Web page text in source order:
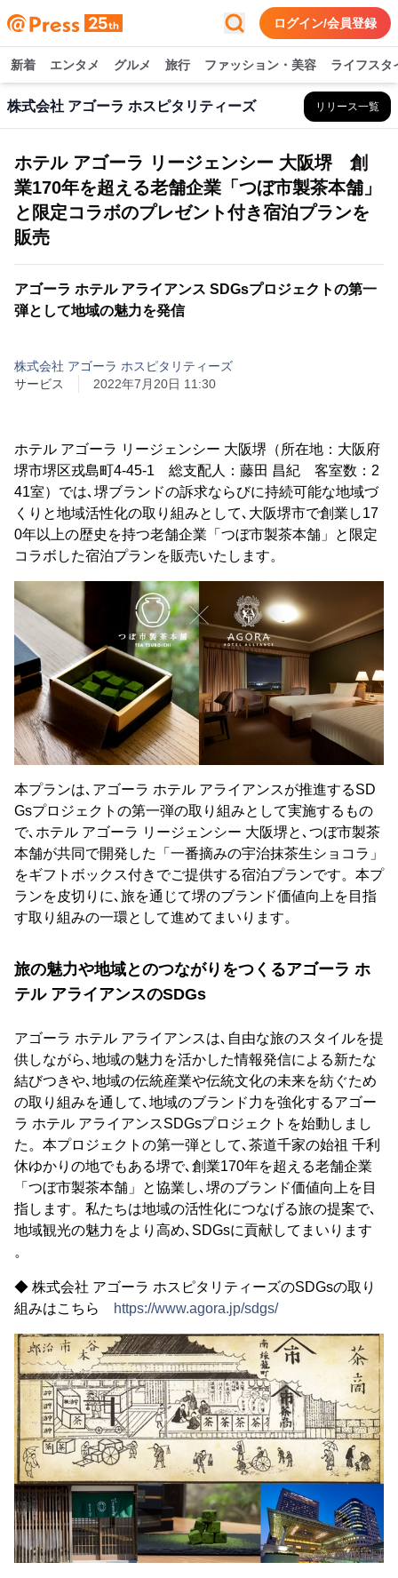
ログイン/会員登録
新着 エンタメ グルメ 旅行 ファッション・美容 ライフスタ
株式会社 アゴーラ ホスピタリティーズ リリース一覧
ホテル アゴーラ リージェンシー 大阪堺 創
業170年を超える老舗企業「つぼ市製茶本舗」
と限定コラボのプレゼント付き宿泊プランを
販売
アゴーラ ホテル アライアンス SDGsプロジェクトの第一
弾として地域の魅力を発信
株式会社 アゴーラ ホスピタリティーズ
サービス
2022年7月20日 11:30
ホテル アゴーラ リージェンシー 大阪堺（所在地：大阪府
堺市堺区戎島町4-45-1 総支配人：藤田 昌紀 客室数：2
41室）では､堺ブランドの訴求ならびに持続可能な地域づ
くりと地域活性化の取り組みとして､大阪堺市で創業し17
0年以上の歴史を持つ老舗企業「つぼ市製茶本舗」と限定
コラボした宿泊プランを販売いたします。
本プランは､アゴーラ ホテル アライアンスが推進するSD
Gsプロジェクトの第一弾の取り組みとして実施するもの
で､ホテル アゴーラ リージェンシー 大阪堺と､つぼ市製茶
本舗が共同で開発した「一番摘みの宇治抹茶生ショコラ」
をギフトボックス付きでご提供する宿泊プランです。本プ
ランを皮切りに､旅を通じて堺のブランド価値向上を目指
す取り組みの一環として進めてまいります。
旅の魅力や地域とのつながりをつくるアゴーラ ホ
テル アライアンスのSDGs
アゴーラ ホテル アライアンスは､自由な旅のスタイルを提
供しながら､地域の魅力を活かした情報発信による新たな
結びつきや､地域の伝統産業や伝統文化の未来を紡ぐため
の取り組みを通して､地域のブランド力を強化するアゴー
ラ ホテル アライアンスSDGsプロジェクトを始動しまし
た。本プロジェクトの第一弾として､茶道千家の始祖 千利
休ゆかりの地でもある堺で､創業170年を超える老舗企業
「つぼ市製茶本舗」と協業し､堺のブランド価値向上を目
指します。私たちは地域の活性化につなげる旅の提案で､
地域観光の魅力をより高め､SDGsに貢献してまいります
。
◆ 株式会社 アゴーラ ホスピタリティーズのSDGsの取り
組みはこちら
https://www.agora.jp/sdgs/